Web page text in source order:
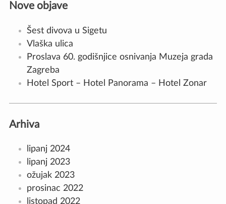
Nove objave
Šest divova u Sigetu
Vlaška ulica
Proslava 60. godišnjice osnivanja Muzeja grada
Zagreba
Hotel Sport – Hotel Panorama – Hotel Zonar
Arhiva
lipanj 2024
lipanj 2023
ožujak 2023
prosinac 2022
listopad 2022